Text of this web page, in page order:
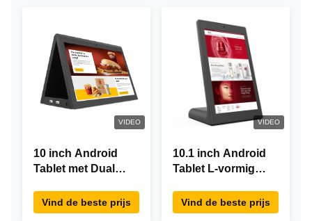
VIDEO
10 inch Android
Tablet met Dual
Desktop POE
Advertising Tablet
Vind de beste prijs
VIDEO
10.1 inch Android
Tablet L-vormig
RK3288 Tablet IPS
Touchscreen Tablet
Vind de beste prijs